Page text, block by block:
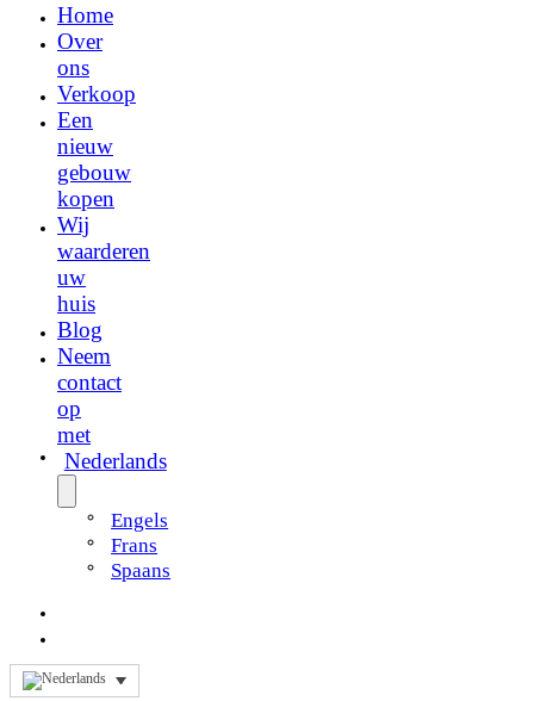
Home
Over
ons
Verkoop
Een
nieuw
gebouw
kopen
Wij
waarderen
uw
huis
Blog
Neem
contact
op
met
Nederlands
Engels
Frans
Spaans